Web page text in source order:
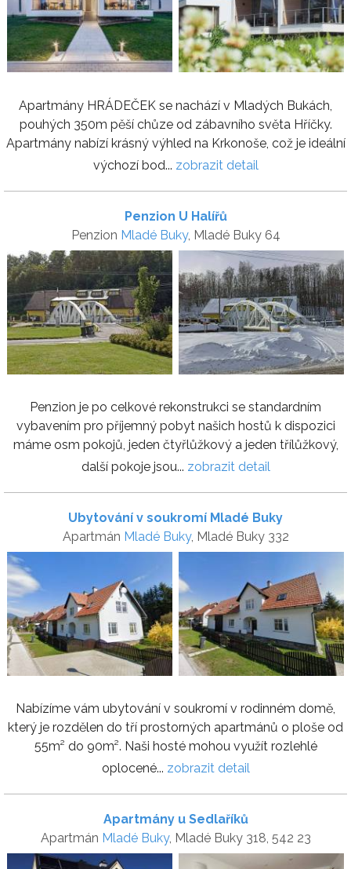
Apartmány HRÁDEČEK se nachází v Mladých Bukách,
pouhých 350m pěší chůze od zábavního světa Hříčky.
Apartmány nabízí krásný výhled na Krkonoše, což je ideální
výchozí bod... zobrazit detail
Penzion U Halířů
Penzion Mladé Buky, Mladé Buky 64
Penzion je po celkové rekonstrukci se standardním
vybavením pro příjemný pobyt našich hostů k dispozici
máme osm pokojů, jeden čtyřlůžkový a jeden třílůžkový,
další pokoje jsou... zobrazit detail
Ubytování v soukromí Mladé Buky
Apartmán Mladé Buky, Mladé Buky 332
Nabízíme vám ubytování v soukromí v rodinném domě,
který je rozdělen do tří prostorných apartmánů o ploše od
55m² do 90m². Naši hosté mohou využít rozlehlé
oplocené... zobrazit detail
Apartmány u Sedlaříků
Apartmán Mladé Buky, Mladé Buky 318, 542 23